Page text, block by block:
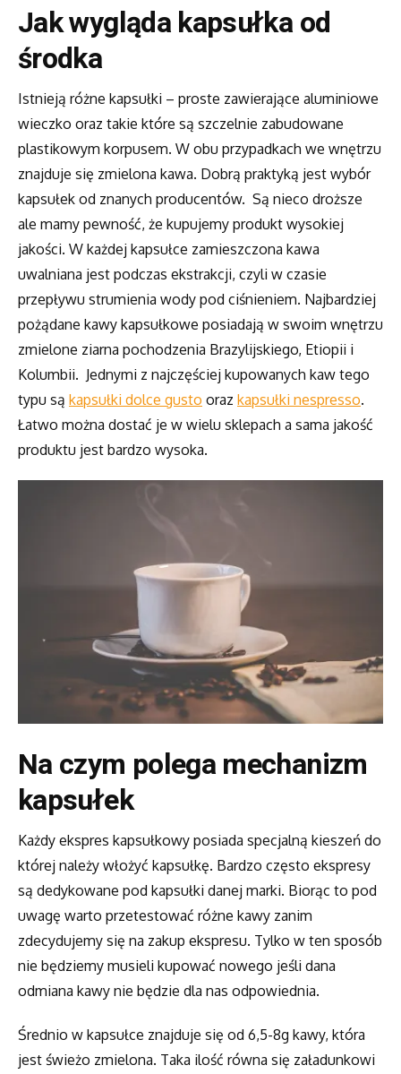
Jak wygląda kapsułka od
środka
Istnieją różne kapsułki – proste zawierające aluminiowe
wieczko oraz takie które są szczelnie zabudowane
plastikowym korpusem. W obu przypadkach we wnętrzu
znajduje się zmielona kawa. Dobrą praktyką jest wybór
kapsułek od znanych producentów. Są nieco droższe
ale mamy pewność, że kupujemy produkt wysokiej
jakości. W każdej kapsułce zamieszczona kawa
uwalniana jest podczas ekstrakcji, czyli w czasie
przepływu strumienia wody pod ciśnieniem. Najbardziej
pożądane kawy kapsułkowe posiadają w swoim wnętrzu
zmielone ziarna pochodzenia Brazylijskiego, Etiopii i
Kolumbii. Jednymi z najczęściej kupowanych kaw tego
typu są kapsułki dolce gusto oraz kapsułki nespresso.
Łatwo można dostać je w wielu sklepach a sama jakość
produktu jest bardzo wysoka.
Na czym polega mechanizm
kapsułek
Każdy ekspres kapsułkowy posiada specjalną kieszeń do
której należy włożyć kapsułkę. Bardzo często ekspresy
są dedykowane pod kapsułki danej marki. Biorąc to pod
uwagę warto przetestować różne kawy zanim
zdecydujemy się na zakup ekspresu. Tylko w ten sposób
nie będziemy musieli kupować nowego jeśli dana
odmiana kawy nie będzie dla nas odpowiednia.
Średnio w kapsułce znajduje się od 6,5-8g kawy, która
jest świeżo zmielona. Taka ilość równa się załadunkowi